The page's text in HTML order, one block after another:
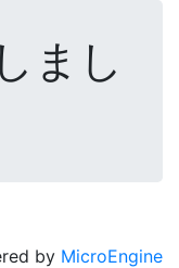
まし
by MicroEngine